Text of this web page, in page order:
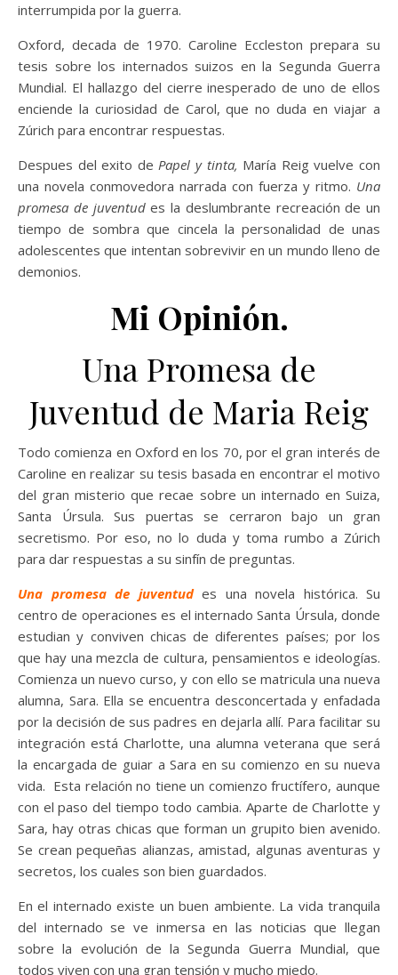
interrumpida por la guerra.
Oxford, decada de 1970. Caroline Eccleston prepara su
tesis sobre los internados suizos en la Segunda Guerra
Mundial. El hallazgo del cierre inesperado de uno de ellos
enciende la curiosidad de Carol, que no duda en viajar a
Zúrich para encontrar respuestas.
Despues del exito de Papel y tinta, María Reig vuelve con
una novela conmovedora narrada con fuerza y ritmo. Una
promesa de juventudes la deslumbrante recreación de un
tiempo de sombra que cincela la personalidad de unas
adolescentes que intentan sobrevivir en un mundo lleno de
demonios.
Mi Opinión.
Una Promesa de
Juventud de Maria Reig
Todo comienza en Oxford en los 70, por el gran interés de
Caroline en realizar su tesis basada en encontrar el motivo
del gran misterio que recae sobre un internado en Suiza,
Santa Úrsula. Sus puertas se cerraron bajo un gran
secretismo. Por eso, no lo duda y toma rumbo a Zúrich
para dar respuestas a su sinfín de preguntas.
Una promesa de juventudes una novela histórica. Su
centro de operaciones es el internado Santa Úrsula, donde
estudian y conviven chicas de diferentes países; por los
que hay una mezcla de cultura, pensamientos e ideologías.
Comienza un nuevo curso, y con ello se matricula una nueva
alumna, Sara. Ella se encuentra desconcertada y enfadada
por la decisión de sus padres en dejarla allí. Para facilitar su
integración está Charlotte, una alumna veterana que será
la encargada de guiar a Sara en su comienzo en su nueva
vida. Esta relación no tiene un comienzo fructífero, aunque
con el paso del tiempo todo cambia. Aparte de Charlotte y
Sara, hay otras chicas que forman un grupito bien avenido.
Se crean pequeñas alianzas, amistad, algunas aventuras y
secretos, los cuales son bien guardados.
En el internado existe un buen ambiente. La vida tranquila
del internado se ve inmersa en las noticias que llegan
sobre la evolución de la Segunda Guerra Mundial, que
todos viven con una gran tensión y mucho miedo.